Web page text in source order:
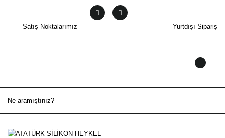
Satış Noktalarımız Yurtdışı Sipariş